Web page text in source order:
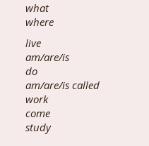
what
where
live
am/are/is
do
am/are/is called
work
come
study